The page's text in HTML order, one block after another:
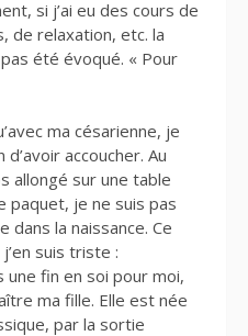
si j’ai eu des cours de
de relaxation, etc. la
été évoqué. « Pour
ma césarienne, je
d’avoir accoucher. Au
allongé sur une table
paquet, je ne suis pas
dans la naissance. Ce
suis triste :
une fin en soi pour moi,
ma fille. Elle est née
par la sortie